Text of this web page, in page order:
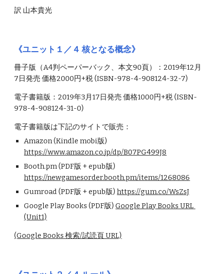
訳 山本貴光
《ユニット１／４ 核となる概念》
冊子版（A4判ペーパーバック、本文90頁）：2019年12月
7日発売 価格2000円+税 (ISBN-978-4-908124-32-7)
電子書籍版：2019年3月17日発売 価格1000円+税 (ISBN-
978-4-908124-31-0)
電子書籍版は下記のサイトで販売：
https://www.amazon.co.jp/dp/B07PG499J8
https://newgamesorder.booth.pm/items/1268086
Gumroad (PDF版 + epub版) https://gum.co/WsZsJ
Google Play Books (PDF版) Google Play Books URL
(Unit1)
(Google Books 検索/試読頁 URL)